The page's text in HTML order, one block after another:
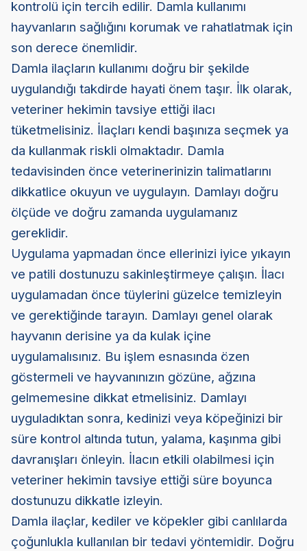
kontrolü için tercih edilir. Damla kullanımı
hayvanların sağlığını korumak ve rahatlatmak için
son derece önemlidir.
Damla ilaçların kullanımı doğru bir şekilde
uygulandığı takdirde hayati önem taşır. İlk olarak,
veteriner hekimin tavsiye ettiği ilacı
tüketmelisiniz. İlaçları kendi başınıza seçmek ya
da kullanmak riskli olmaktadır. Damla
tedavisinden önce veterinerinizin talimatlarını
dikkatlice okuyun ve uygulayın. Damlayı doğru
ölçüde ve doğru zamanda uygulamanız
gereklidir.
Uygulama yapmadan önce ellerinizi iyice yıkayın
ve patili dostunuzu sakinleştirmeye çalışın. İlacı
uygulamadan önce tüylerini güzelce temizleyin
ve gerektiğinde tarayın. Damlayı genel olarak
hayvanın derisine ya da kulak içine
uygulamalısınız. Bu işlem esnasında özen
göstermeli ve hayvanınızın gözüne, ağzına
gelmemesine dikkat etmelisiniz. Damlayı
uyguladıktan sonra, kedinizi veya köpeğinizi bir
süre kontrol altında tutun, yalama, kaşınma gibi
davranışları önleyin. İlacın etkili olabilmesi için
veteriner hekimin tavsiye ettiği süre boyunca
dostunuzu dikkatle izleyin.
Damla ilaçlar, kediler ve köpekler gibi canlılarda
çoğunlukla kullanılan bir tedavi yöntemidir. Doğru